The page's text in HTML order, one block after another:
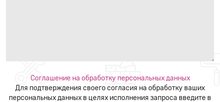
Соглашение на обработку персональных данных
Для подтверждения своего согласия на обработку ваших
персональных данных в целях исполнения запроса введите в